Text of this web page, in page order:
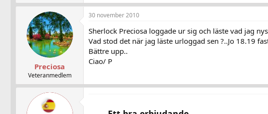
Preciosa
Veteranmedlem
30 november 2010
Sherlock Preciosa loggade ur sig och läste vad jag
Vad stod det när jag läste urloggad sen ?..Jo 18.19
Bättre upp..
Ciao/ P